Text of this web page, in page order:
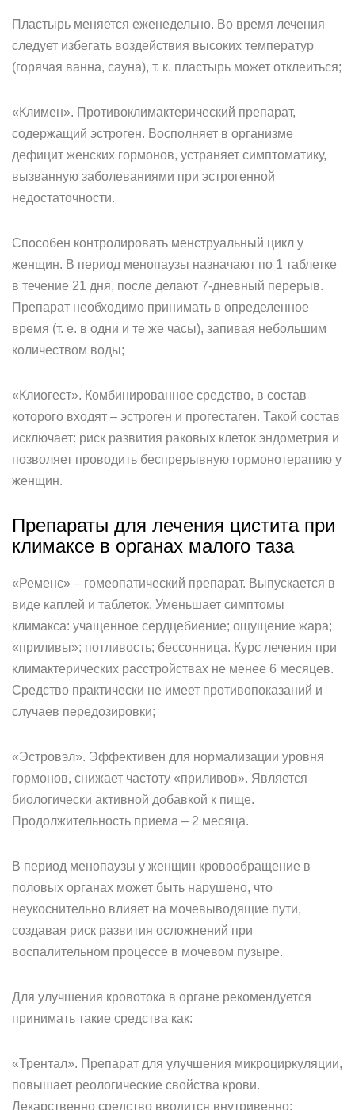
Пластырь меняется еженедельно. Во время лечения
следует избегать воздействия высоких температур
(горячая ванна, сауна), т. к. пластырь может отклеиться;
«Климен». Противоклимактерический препарат,
содержащий эстроген. Восполняет в организме
дефицит женских гормонов, устраняет симптоматику,
вызванную заболеваниями при эстрогенной
недостаточности.
Способен контролировать менструальный цикл у
женщин. В период менопаузы назначают по 1 таблетке
в течение 21 дня, после делают 7-дневный перерыв.
Препарат необходимо принимать в определенное
время (т. е. в одни и те же часы), запивая небольшим
количеством воды;
«Клиогест». Комбинированное средство, в состав
которого входят – эстроген и прогестаген. Такой состав
исключает: риск развития раковых клеток эндометрия и
позволяет проводить беспрерывную гормонотерапию у
женщин.
Препараты для лечения цистита при
климаксе в органах малого таза
«Ременс» – гомеопатический препарат. Выпускается в
виде каплей и таблеток. Уменьшает симптомы
климакса: учащенное сердцебиение; ощущение жара;
«приливы»; потливость; бессонница. Курс лечения при
климактерических расстройствах не менее 6 месяцев.
Средство практически не имеет противопоказаний и
случаев передозировки;
«Эстровэл». Эффективен для нормализации уровня
гормонов, снижает частоту «приливов». Является
биологически активной добавкой к пище.
Продолжительность приема – 2 месяца.
В период менопаузы у женщин кровообращение в
половых органах может быть нарушено, что
неукоснительно влияет на мочевыводящие пути,
создавая риск развития осложнений при
воспалительном процессе в мочевом пузыре.
Для улучшения кровотока в органе рекомендуется
принимать такие средства как:
«Трентал». Препарат для улучшения микроциркуляции,
повышает реологические свойства крови.
Лекарственно средство вводится внутривенно;